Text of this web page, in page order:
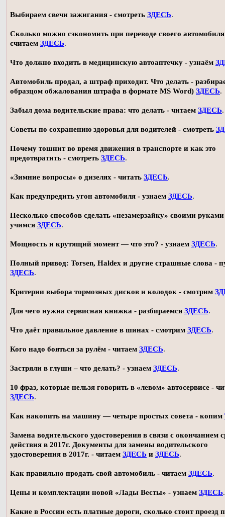
Выбираем свечи зажигания - смотреть ЗДЕСЬ.
Сколько можно сэкономить при переводе своего автомобиля
считаем ЗДЕСЬ.
Что должно входить в медицинскую автоаптечку - узнаём
Автомобиль продал, а штраф приходит. Что делать -
образцом обжалования штрафа в формате MS Word) ЗДЕСЬ.
Забыл дома водительские права: что делать - читаем ЗДЕСЬ.
Советы по сохранению здоровья для водителей - смотреть
Почему тошнит во время движения в транспорте и как это
предотвратить - смотреть ЗДЕСЬ.
«Зимние вопросы» о дизелях - читать ЗДЕСЬ.
Как предупредить угон автомобиля - узнаем ЗДЕСЬ.
Несколько способов сделать «незамерзайку» своими
учимся ЗДЕСЬ.
Мощность и крутящий момент — что это? - узнаем ЗДЕСЬ.
Полный привод: Torsen, Haldex и другие страшные слова -
ЗДЕСЬ.
Критерии выбора тормозных дисков и колодок - смотрим
Для чего нужна сервисная книжка - разбираемся ЗДЕСЬ.
Что даёт правильное давление в шинах - смотрим ЗДЕСЬ.
Кого надо бояться за рулём - читаем ЗДЕСЬ.
Застряли в глуши – что делать? - узнаем ЗДЕСЬ.
10 фраз, которые нельзя говорить в «левом» автосервисе -
ЗДЕСЬ.
Как накопить на машину — четыре простых совета - копим
Замена водительского удостоверения в связи с окончанием
действия в 2017г. Документы для замены водительского
удостоверения в 2017г. - читаем ЗДЕСЬ и ЗДЕСЬ.
Как правильно продать свой автомобиль - читаем ЗДЕСЬ.
Цены и комплектации новой «Лады Весты» - узнаем ЗДЕСЬ.
Какие в России есть платные дороги, сколько стоит проезд